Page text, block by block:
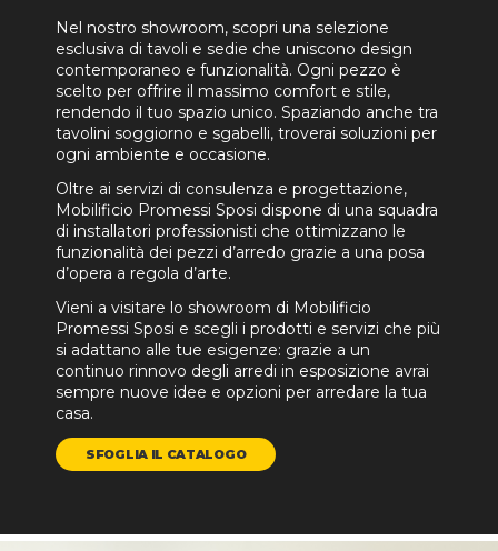
Nel nostro showroom, scopri una selezione
esclusiva di tavoli e sedie che uniscono design
contemporaneo e funzionalità. Ogni pezzo è
scelto per offrire il massimo comfort e stile,
rendendo il tuo spazio unico. Spaziando anche tra
tavolini soggiorno e sgabelli, troverai soluzioni per
ogni ambiente e occasione.
Oltre ai servizi di consulenza e progettazione,
Mobilificio Promessi Sposi dispone di una squadra
di installatori professionisti che ottimizzano le
funzionalità dei pezzi d’arredo grazie a una posa
d’opera a regola d’arte.
Vieni a visitare lo showroom di Mobilificio
Promessi Sposi e scegli i prodotti e servizi che più
si adattano alle tue esigenze: grazie a un
continuo rinnovo degli arredi in esposizione avrai
sempre nuove idee e opzioni per arredare la tua
casa.
SFOGLIA IL CATALOGO